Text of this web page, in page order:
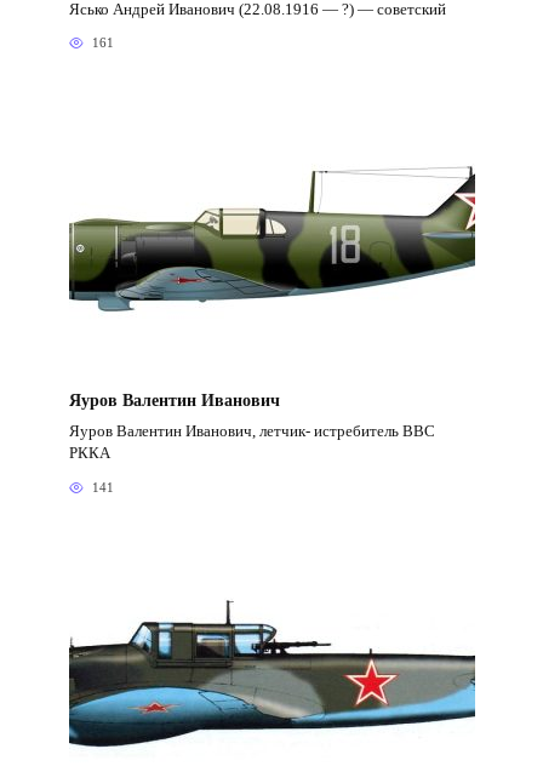
Ясько Андрей Иванович (22.08.1916 — ?) — советский
161
Яуров Валентин Иванович
Яуров Валентин Иванович, летчик- истребитель ВВС
РККА
141